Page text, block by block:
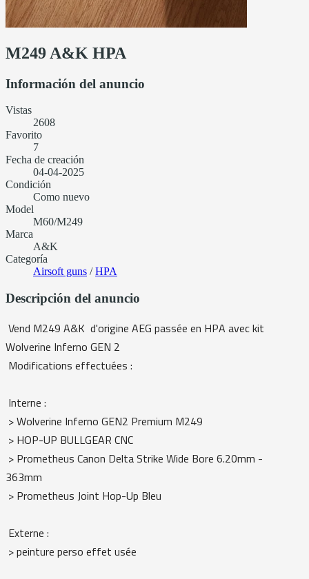
M249 A&K HPA
Información del anuncio
Vistas
2608
Favorito
7
Fecha de creación
04-04-2025
Condición
Como nuevo
Model
M60/M249
Marca
A&K
Categoría
Airsoft guns /HPA
Descripción del anuncio
Vend M249 A&K d'origine AEG passée en HPA avec kit
Wolverine Inferno GEN 2
Modifications effectuées :
Interne :
> Wolverine Inferno GEN2 Premium M249
> HOP-UP BULLGEAR CNC
> Prometheus Canon Delta Strike Wide Bore 6.20mm -
363mm
> Prometheus Joint Hop-Up Bleu
Externe :
> peinture perso effet usée